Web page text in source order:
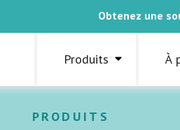
Obtenez une
Produits À
PRODUITS